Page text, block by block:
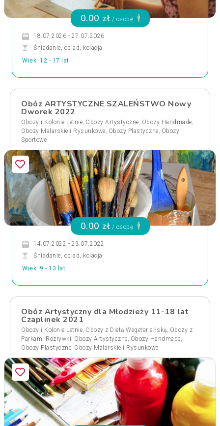
0.00 zł / osobę
18.07.2026 - 27.07.2026
Śniadanie, obiad, kolacja
Wiek: 12 - 17 lat
Obóz ARTYSTYCZNE SZALEŃSTWO Nowy
Dworek 2022
Obozy i Kolonie Letnie, Obozy Artystyczne, Obozy Handmade,
Obozy Malarskie i Rysunkowe, Obozy Plastyczne, Obozy
Sportowe
0.00 zł / osobę
14.07.2022 - 23.07.2022
Śniadanie, obiad, kolacja
Wiek: 9 - 13 lat
Obóz Artystyczny dla Młodzieży 11-18 lat
Czaplinek 2021
Obozy i Kolonie Letnie, Obozy z Dietą Wegetariańską, Obozy z
Parkami Rozrywki, Obozy Artystyczne, Obozy Handmade,
Obozy Plastyczne, Obozy Malarskie i Rysunkowe